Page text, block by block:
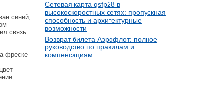
синий,
связь
фреске
Сетевая карта qsfp28 в
высокоскоростных сетях: пропускная
способность и архитектурные
возможности
Возврат билета Аэрофлот: полное
руководство по правилам и
компенсациям